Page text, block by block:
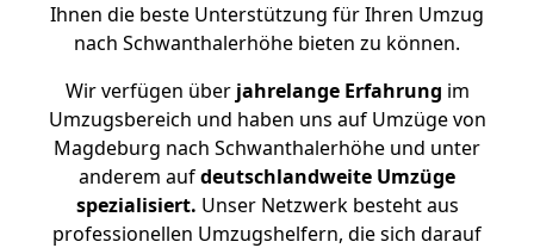
Ihnen die beste Unterstützung für Ihren Umzug
nach Schwanthalerhöhe bieten zu können.
Wir verfügen überjahrelange Erfahrung im
Umzugsbereich und haben uns auf Umzüge von
Magdeburg nach Schwanthalerhöhe und unter
anderem aufdeutschlandweite Umzüge
spezialisiert. Unser Netzwerk besteht aus
professionellen Umzugshelfern, die sich darauf